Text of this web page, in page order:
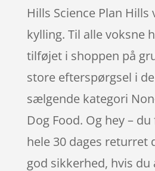
Hills Science Plan
kylling. Til alle voksne
tilføjet i shoppen på
store efterspørgsel i
sælgende kategori
Dog Food. Og hey –
hele 30 dages returret
god sikkerhed, hvis du